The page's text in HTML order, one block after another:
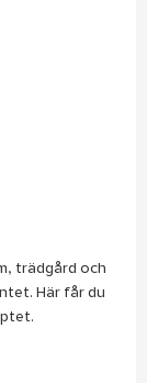
trädgård och
Här får du